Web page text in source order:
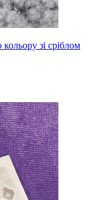
зі сріблом